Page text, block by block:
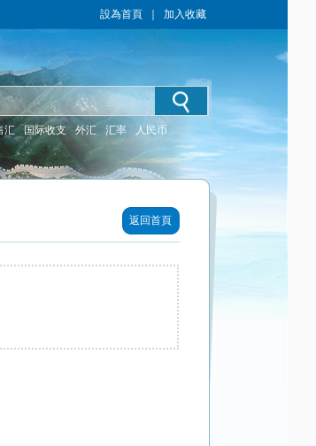
設為首頁 加入收藏
汇 国际收支 外汇 汇率 人民币
返回首頁